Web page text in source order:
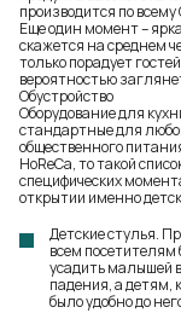
производится по
Еще один момент –
скажется на среднем
только порадует
вероятностью
Обустройство
Оборудование для
стандартные для
общественного
HoReCa, то такой
специфических
открытии именно
Детские стулья.
всем
усадить малышей
падения, а детям,
было удобно до